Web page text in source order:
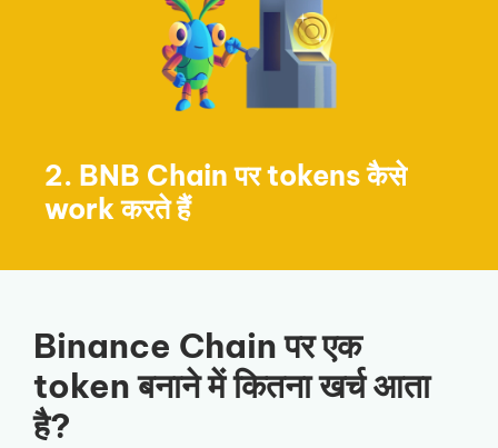
2. BNB Chain पर tokens कैसे
work करते हैं
Binance Chain पर एक
token बनाने में कितना खर्च आता
है?